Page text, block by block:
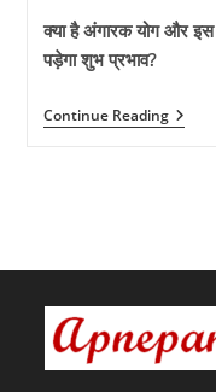
क्या है अंगारक योग और इस
पड़ेगा शुभ प्रभाव?
Continue Readingक्या
है
के
योग
का
किन
राशियों